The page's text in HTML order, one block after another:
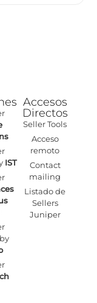
IST
Accesos
Directos
Seller Tools
Acceso
remoto
Contact
mailing
Listado de
Sellers
Juniper